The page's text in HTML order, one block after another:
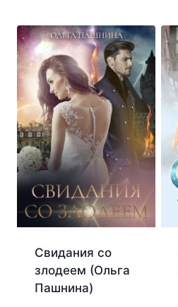
Свидания со
злодеем (Ольга
Пашнина)